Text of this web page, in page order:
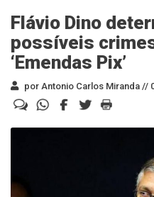
Flávio Dino
possíveis
‘Emendas Pix’
por Antonio Carlos Miranda //